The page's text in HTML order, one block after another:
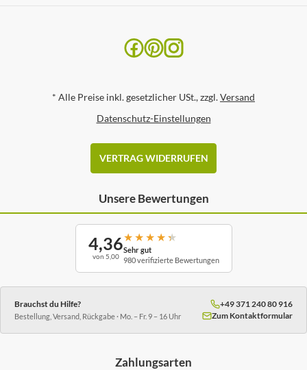
* Alle Preise inkl. gesetzlicher USt., zzgl.Versand
Datenschutz-Einstellungen
VERTRAG WIDERRUFEN
Unsere Bewertungen
4,36
von 5,00
★ ★ ★ ★ ★
Sehr gut
980 verifizierte Bewertungen
Brauchst du Hilfe?
Bestellung, Versand, Rückgabe · Mo. – Fr. 9 – 16 Uhr
+49 371 240 80 916
Zum Kontaktformular
Zahlungsarten